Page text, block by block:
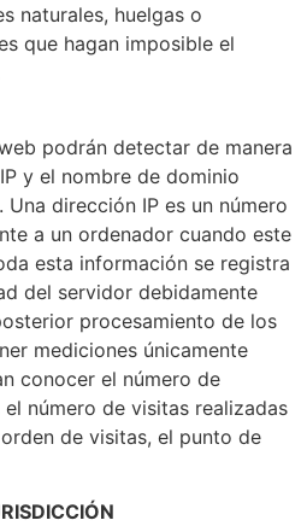
naturales, huelgas o
que hagan imposible el
podrán detectar de manera
y el nombre de dominio
dirección IP es un número
a un ordenador cuando este
esta información se registra
del servidor debidamente
procesamiento de los
mediciones únicamente
conocer el número de
número de visitas realizadas
de visitas, el punto de